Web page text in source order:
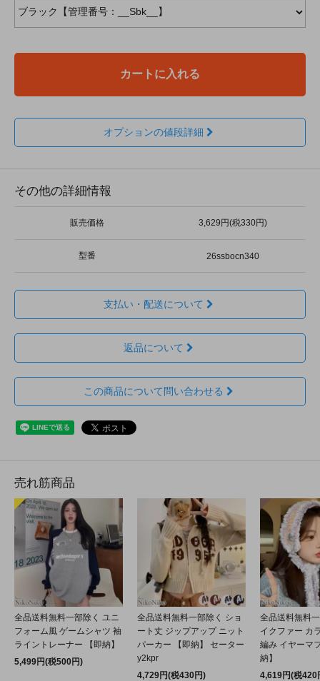
カートに入れる
オプションの値段詳細
その他の詳細情報
販売価格 3,629円(税330円)
型番 26ssbocn340
支払い・配送について
返品について
この商品について問い合わせる
売れ筋商品
全品送料無料一部除く ユニ
フォーム風 ゲームシャツ 袖
ライントレーナー 【即納】
5,499円(税500円)
全品送料無料一部除く ショ
ート丈 ジップアップ ニット
パーカー 【即納】 セーター
y2kpr
4,729円(税430円)
全品送料無料
イクファー カ
編み イヤーマ
納】
4,619円(税420